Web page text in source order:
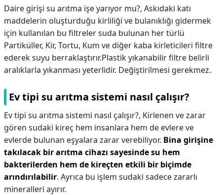
Daire girişi su arıtma işe yarıyor mu?, Askıdaki katı
maddelerin oluşturduğu kirliliği ve bulanıklığı gidermek
için kullanılan bu filtreler suda bulunan her türlü
Partiküller, Kir, Tortu, Kum ve diğer kaba kirleticileri filtre
ederek suyu berraklaştırır.Plastik yıkanabilir filtre belirli
aralıklarla yıkanması yeterlidir. Değiştirilmesi gerekmez.
Ev tipi su arıtma sistemi nasıl çalışır?
Ev tipi su arıtma sistemi nasıl çalışır?, Kirlenen ve zarar
gören sudaki kireç hem insanlara hem de evlere ve
evlerde bulunan eşyalara zarar verebiliyor. Bina girişine
takılacak bir arıtma cihazı sayesinde su hem
bakterilerden hem de kireçten etkili bir biçimde
arındırılabilir. Ayrıca bu işlem sudaki sadece zararlı
mineralleri ayırır.